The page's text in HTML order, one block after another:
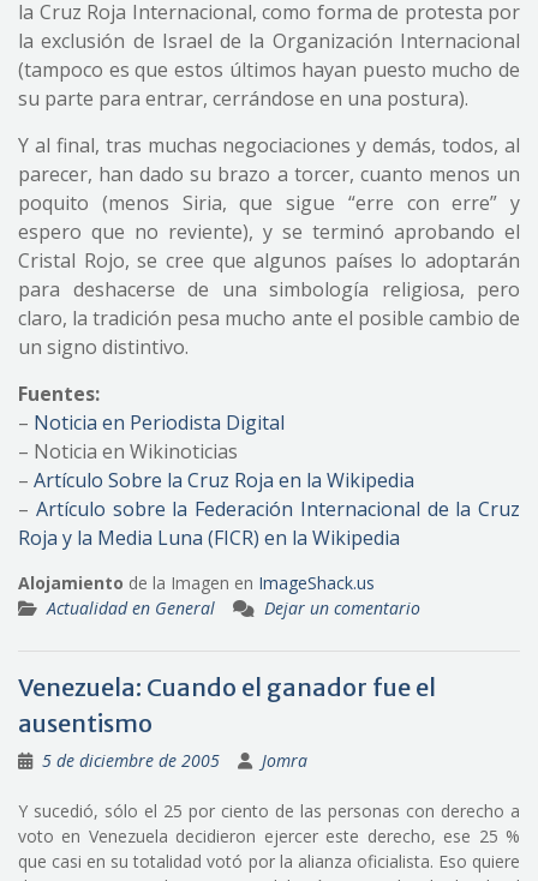
la Cruz Roja Internacional, como forma de protesta por
la exclusión de Israel de la Organización Internacional
(tampoco es que estos últimos hayan puesto mucho de
su parte para entrar, cerrándose en una postura).
Y al final, tras muchas negociaciones y demás, todos, al
parecer, han dado su brazo a torcer, cuanto menos un
poquito (menos Siria, que sigue “erre con erre” y
espero que no reviente), y se terminó aprobando el
Cristal Rojo, se cree que algunos países lo adoptarán
para deshacerse de una simbología religiosa, pero
claro, la tradición pesa mucho ante el posible cambio de
un signo distintivo.
Fuentes:
– Noticia en Periodista Digital
– Noticia en Wikinoticias
– Artículo Sobre la Cruz Roja en la Wikipedia
– Artículo sobre la Federación Internacional de la Cruz
Roja y la Media Luna (FICR) en la Wikipedia
Alojamiento de la Imagen en ImageShack.us
Actualidad en General
Dejar un comentario
Venezuela: Cuando el ganador fue el
ausentismo
5 de diciembre de 2005 Jomra
Y sucedió, sólo el 25 por ciento de las personas con derecho a
voto en Venezuela decidieron ejercer este derecho, ese 25 %
que casi en su totalidad votó por la alianza oficialista. Eso quiere